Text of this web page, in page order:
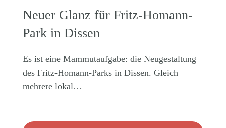
Neuer Glanz für Fritz-Homann-
Park in Dissen
Es ist eine Mammutaufgabe: die Neugestaltung
des Fritz-Homann-Parks in Dissen. Gleich
mehrere lokal…